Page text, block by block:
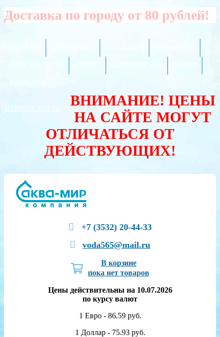
Доставка по городу от 80 рублей!
ВАЛЮТА:
ВНИМАНИЕ! ЦЕНЫ
НА САЙТЕ МОГУТ
ОТЛИЧАТЬСЯ ОТ
ДЕЙСТВУЮЩИХ!
+7 (3532) 20-44-33
voda565@mail.ru
В корзине
пока нет товаров
Цены действительны на 10.07.2026
по курсу валют
1 Евро - 86.59 руб.
1 Доллар - 75.93 руб.